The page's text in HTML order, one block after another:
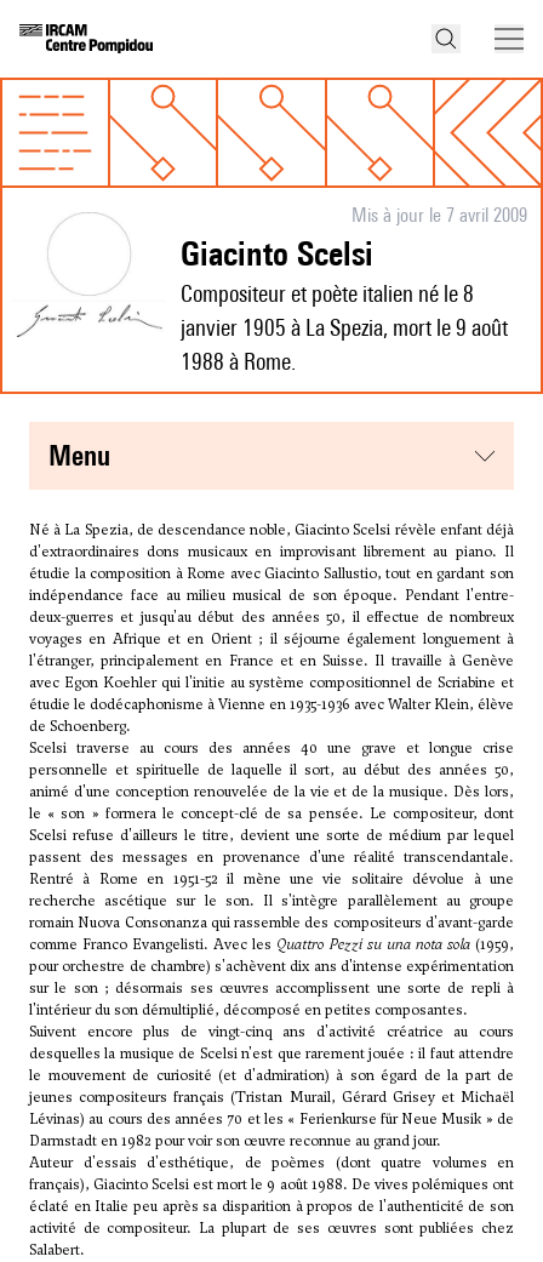
Mis à jour le 7 avril 2009
Giacinto Scelsi
Compositeur et poète italien né le 8
janvier 1905 à La Spezia, mort le 9 août
1988 à Rome.
menu
Né à La Spezia, de descendance noble, Giacinto Scelsi révèle enfant déjà
d'extraordinaires dons musicaux en improvisant librement au piano. Il
étudie la composition à Rome avec Giacinto Sallustio, tout en gardant son
indépendance face au milieu musical de son époque. Pendant l'entre-
deux-guerres et jusqu'au début des années 50, il effectue de nombreux
voyages en Afrique et en Orient ; il séjourne également longuement à
l'étranger, principalement en France et en Suisse. Il travaille à Genève
avec Egon Koehler qui l'initie au système compositionnel de Scriabine et
étudie le dodécaphonisme à Vienne en 1935-1936 avec Walter Klein, élève
de Schoenberg.
Scelsi traverse au cours des années 40 une grave et longue crise
personnelle et spirituelle de laquelle il sort, au début des années 50,
animé d'une conception renouvelée de la vie et de la musique. Dès lors,
le « son » formera le concept-clé de sa pensée. Le compositeur, dont
Scelsi refuse d'ailleurs le titre, devient une sorte de médium par lequel
passent des messages en provenance d'une réalité transcendantale.
Rentré à Rome en 1951-52 il mène une vie solitaire dévolue à une
recherche ascétique sur le son. Il s'intègre parallèlement au groupe
romain Nuova Consonanza qui rassemble des compositeurs d'avant-garde
comme Franco Evangelisti. Avec les Quattro Pezzi su una nota sola(1959,
pour orchestre de chambre) s'achèvent dix ans d'intense expérimentation
sur le son ; désormais ses œuvres accomplissent une sorte de repli à
l'intérieur du son démultiplié, décomposé en petites composantes.
Suivent encore plus de vingt-cinq ans d'activité créatrice au cours
desquelles la musique de Scelsi n'est que rarement jouée : il faut attendre
le mouvement de curiosité (et d'admiration) à son égard de la part de
jeunes compositeurs français (Tristan Murail, Gérard Grisey et Michaël
Lévinas) au cours des années 70 et les « Ferienkurse für Neue Musik » de
Darmstadt en 1982 pour voir son œuvre reconnue au grand jour.
Auteur d'essais d'esthétique, de poèmes (dont quatre volumes en
français), Giacinto Scelsi est mort le 9 août 1988. De vives polémiques ont
éclaté en Italie peu après sa disparition à propos de l'authenticité de son
activité de compositeur. La plupart de ses œuvres sont publiées chez
Salabert.